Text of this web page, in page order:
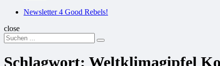
SuchenNewsletter 4 Good Rebels!
close
Search
for:
Suchen
Schlagwort: Weltklimagipfel